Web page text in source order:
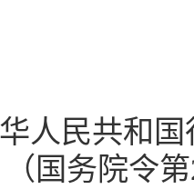
人民共和
国务院令